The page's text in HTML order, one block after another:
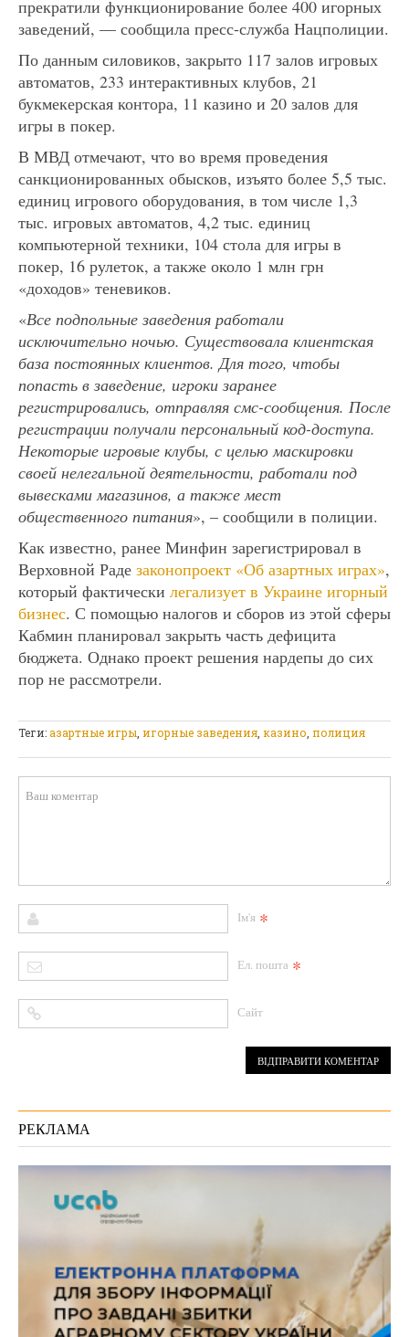
прекратили функционирование более 400 игорных
заведений, — сообщила пресс-служба Нацполиции.
По данным силовиков, закрыто 117 залов игровых
автоматов, 233 интерактивных клубов, 21
букмекерская контора, 11 казино и 20 залов для
игры в покер.
В МВД отмечают, что во время проведения
санкционированных обысков, изъято более 5,5 тыс.
единиц игрового оборудования, в том числе 1,3
тыс. игровых автоматов, 4,2 тыс. единиц
компьютерной техники, 104 стола для игры в
покер, 16 рулеток, а также около 1 млн грн
«доходов» теневиков.
«Все подпольные заведения работали
исключительно ночью. Существовала клиентская
база постоянных клиентов. Для того, чтобы
попасть в заведение, игроки заранее
регистрировались, отправляя смс-сообщения. После
регистрации получали персональный код-доступа.
Некоторые игровые клубы, с целью маскировки
своей нелегальной деятельности, работали под
вывесками магазинов, а также мест
общественного питания», – сообщили в полиции.
Как известно, ранее Минфин зарегистрировал в
Верховной Раде законопроект «Об азартных играх»,
который фактически легализует в Украине игорный
бизнес. С помощью налогов и сборов из этой сферы
Кабмин планировал закрыть часть дефицита
бюджета. Однако проект решения нардепы до сих
пор не рассмотрели.
Теги:азартные игры игорные заведения казино полиция
Ім'я *
Ел. пошта *
Сайт
РЕКЛАМА